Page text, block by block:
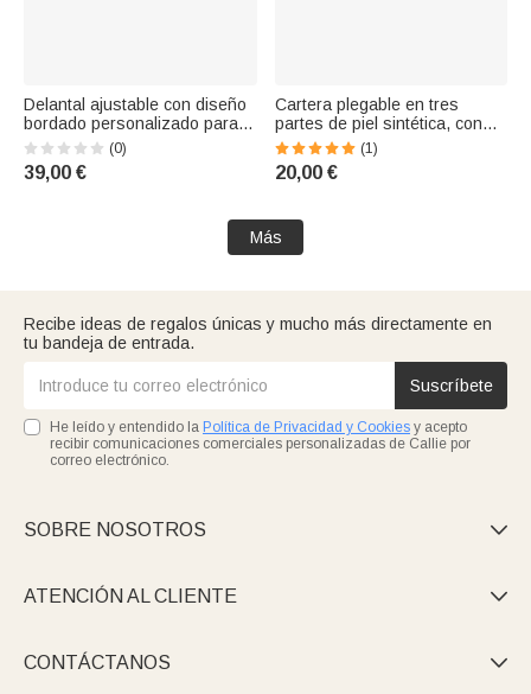
Delantal ajustable con diseño
bordado personalizado para la
cocina, con texto, ideal como
regalo de inauguración de
casa, de cumpleaños o de
reposteras y amantes de la
(0)
39,00 €
Cartera plegable en tres
partes de piel sintética, con
diseño personalizado de un
ramo de flores de nacimiento
al estilo de una pintura al óleo,
muñeca; regalo de cumpleaño
(1)
20,00 €
Más
Recibe ideas de regalos únicas y mucho más directamente en
tu bandeja de entrada.
Suscríbete
He leído y entendido la Política de Privacidad y Cookies y acepto
recibir comunicaciones comerciales personalizadas de Callie por
correo electrónico.
SOBRE NOSOTROS 
ATENCIÓN AL CLIENTE 
CONTÁCTANOS 